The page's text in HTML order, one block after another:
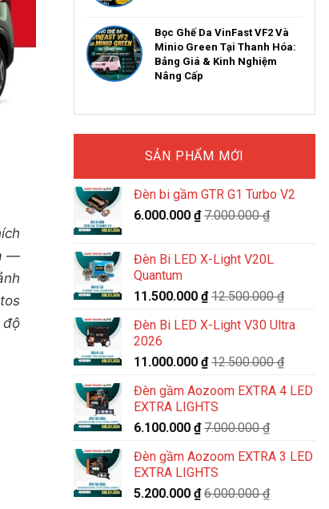
—
độ
Bọc Ghế Da VinFast VF2 Và
Minio Green Tại Thanh Hóa:
Bảng Giá & Kinh Nghiệm
Nâng Cấp
SẢN PHẨM MỚI
Đèn bi gầm GTR G1 Turbo V2
6.000.000 ₫ 7.000.000₫
Đèn Bi LED X-Light V20L
Quantum
11.500.000 ₫ 12.500.000₫
Đèn Bi LED X-Light V30 Ultra
2026
11.000.000 ₫ 12.500.000₫
Đèn gầm Aozoom EXTRA 4 LED
EXTRA LIGHTS
6.100.000 ₫ 7.000.000₫
Đèn gầm Aozoom EXTRA 3 LED
EXTRA LIGHTS
5.200.000 ₫ 6.000.000₫